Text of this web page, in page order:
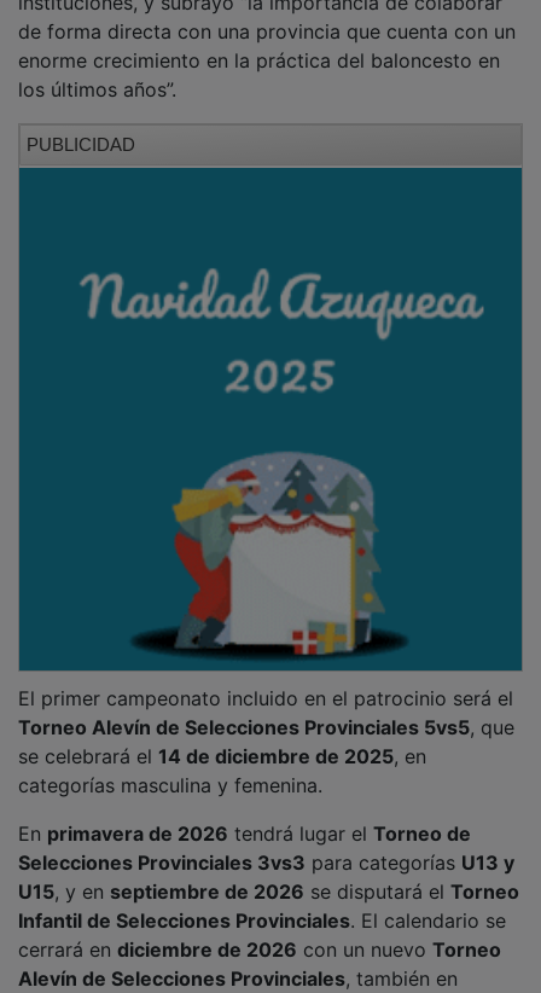
de forma directa con una provincia que cuenta con un
enorme crecimiento en la práctica del baloncesto en
los últimos años”.
Torneo Alevín de Selecciones Provinciales 5vs5, que
se celebrará el14 de diciembre de 2025, en
categorías masculina y femenina.
Selecciones Provinciales 3vs3para categoríasU13 y
U15, y enseptiembre de 2026 se disputará elTorneo
Infantil de Selecciones Provinciales. El calendario se
cerrará en diciembre de 2026con un nuevoTorneo
Alevín de Selecciones Provinciales, también en